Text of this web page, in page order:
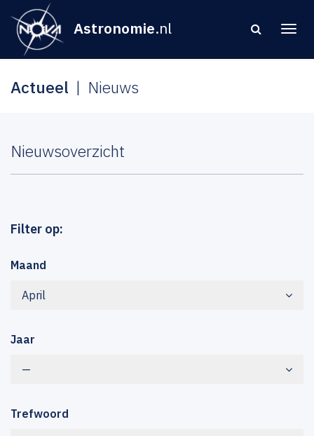
Astronomie.nl
Actueel Nieuws
Nieuwsoverzicht
Filter op:
Maand
April
Jaar
—
Trefwoord